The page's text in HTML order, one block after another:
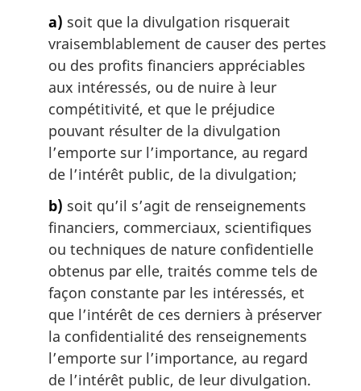
a) soit que la divulgation risquerait
vraisemblablement de causer des pertes
ou des profits financiers appréciables
aux intéressés, ou de nuire à leur
compétitivité, et que le préjudice
pouvant résulter de la divulgation
l’emporte sur l’importance, au regard
de l’intérêt public, de la divulgation;
b) soit qu’il s’agit de renseignements
financiers, commerciaux, scientifiques
ou techniques de nature confidentielle
obtenus par elle, traités comme tels de
façon constante par les intéressés, et
que l’intérêt de ces derniers à préserver
la confidentialité des renseignements
l’emporte sur l’importance, au regard
de l’intérêt public, de leur divulgation.